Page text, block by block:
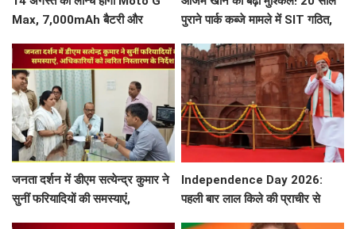
Max, 7,000mAh बैटरी और
दमदार फीचर्स
पुराने पार्क कब्जे मामले में SIT गठित,
जनता दर्शन में डीएम सत्येन्द्र कुमार ने
सुनीं फरियादियों की समस्याएं,
Independence Day 2026:
पहली बार लाल किले की प्राचीर से